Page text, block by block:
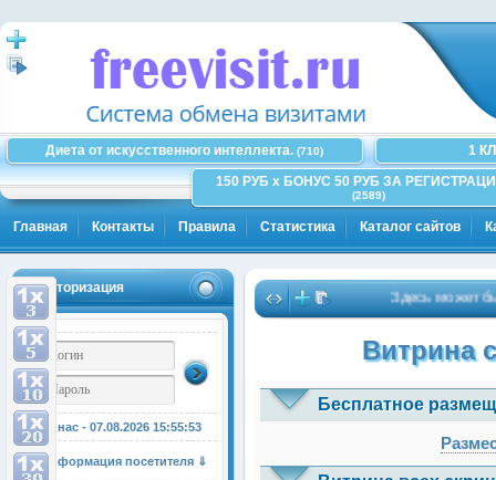
Диета от искусственного интеллекта. (710)
1
150 РУБ x БОНУС 50 РУБ ЗА
(2589)
Главная Контакты Правила Статистика Каталог сайтов
Авторизация
У нас - 07.08.2026 15:55:53
Информация посетителя ⇓
Здесь может быть
Витрина
Бесплатное